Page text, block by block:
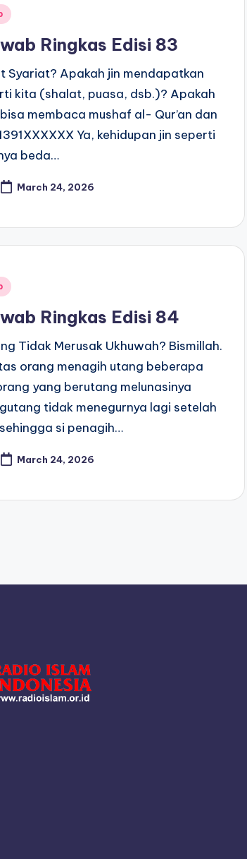
Ringkas Edisi 83
Syariat? Apakah jin mendapatkan
kita (shalat, puasa, dsb.)? Apakah
membaca mushaf al- Qur’an dan
Ya, kehidupan jin seperti
beda…
March 24, 2026
Ringkas Edisi 84
Tidak Merusak Ukhuwah? Bismillah.
orang menagih utang beberapa
yang berutang melunasinya
tidak menegurnya lagi setelah
si penagih…
March 24, 2026